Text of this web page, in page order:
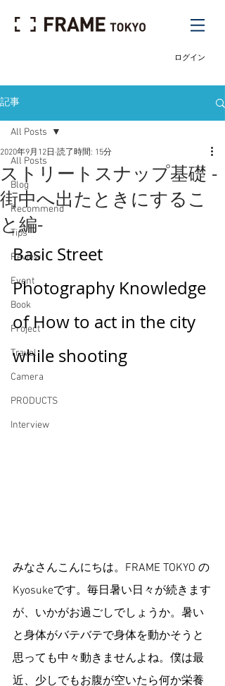
ログイン
記事
All Posts
Blog
Recommend
Tips
Review
Event
Book
Project
Travel
Camera
PRODUCTS
Interview
All Posts
ストリートスナップ基礎 -
街中へ出たときにするこ
と編-
2020年9月12日 読了時間: 15分
Basic Street
Photography Knowledge
of How to act in the city
while shooting
みなさんこんにちは。FRAME TOKYO の
Kyosukeです。毎日暑い日々が続きます
が、いかがお過ごしでしょうか。暑い
と身体がバテバテで身体を動かそうと
思っても中々動きませんよね。僕は最
近、少しでもお腹が空いたら何か栄養